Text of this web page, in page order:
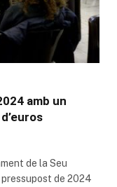
amb un
de la Seu
de 2024